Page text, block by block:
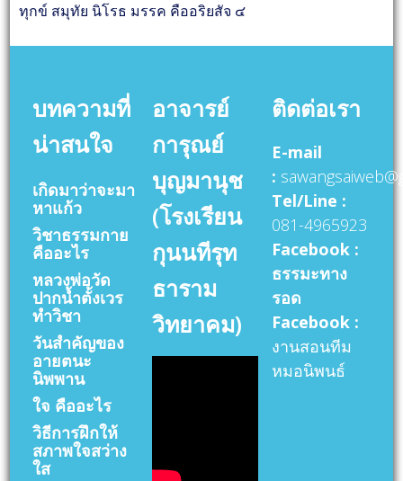
ทุกข์ สมุทัย นิโรธ มรรค คืออริยสัจ ๔
บทความที่
น่าสนใจ
เกิดมาว่าจะมา
หาแก้ว
วิชาธรรมกาย
คืออะไร
หลวงพ่อวัด
ปากน้ำตั้งเวร
ทำวิชา
วันสำคัญของ
อายตนะ
นิพพาน
ใจ คืออะไร
วิธีการฝึกให้
สภาพใจสว่าง
ใส
อาจารย์
การุณย์
บุญมานุช
(โรงเรียน
กุนนทีรุท
ธาราม
วิทยาคม)
ติดต่อเรา
E-mail
:
Tel/Line :
081-4965923
Facebook :
ธรรมะทาง
รอด
Facebook :
งานสอนทีม
หมอนิพนธ์